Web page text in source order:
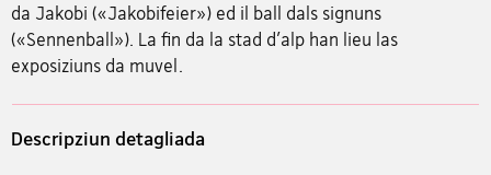
da Jakobi («Jakobifeier») ed il ball dals signuns
(«Sennenball»). La fin da la stad d'alp han lieu las
exposiziuns da muvel.
Descripziun detagliada